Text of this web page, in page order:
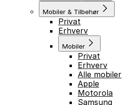
Mobiler & Tilbehør
Privat
Erhverv
Mobiler
Privat
Erhverv
Alle mobiler
Apple
Motorola
Samsung